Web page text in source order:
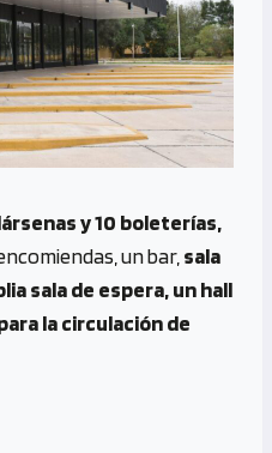
y 10 boleterías,
un bar, sala
sala de espera, un hall
la circulación de